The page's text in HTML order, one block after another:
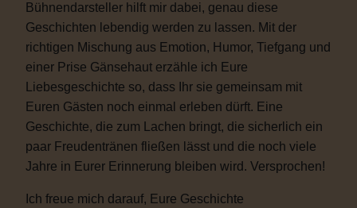
Bühnendarsteller hilft mir dabei, genau diese
Geschichten lebendig werden zu lassen. Mit der
richtigen Mischung aus Emotion, Humor, Tiefgang und
einer Prise Gänsehaut erzähle ich Eure
Liebesgeschichte so, dass Ihr sie gemeinsam mit
Euren Gästen noch einmal erleben dürft. Eine
Geschichte, die zum Lachen bringt, die sicherlich ein
paar Freudentränen fließen lässt und die noch viele
Jahre in Eurer Erinnerung bleiben wird. Versprochen!
Ich freue mich darauf, Eure Geschichte